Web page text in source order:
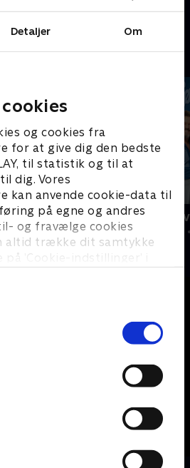
Detaljer Om
og cookies fra
for at give dig den bedste
til statistik og til at
dig. Vores
kan anvende cookie-data til
på egne og andres
og fravælge cookies
altid trække dit samtykke
’Cookie-indstillinger’ i
Martin og Sammy Davis Jr. -
alias The Rat Pack - og
Eminem á la Bircow.
Hjørring
Musik & Events